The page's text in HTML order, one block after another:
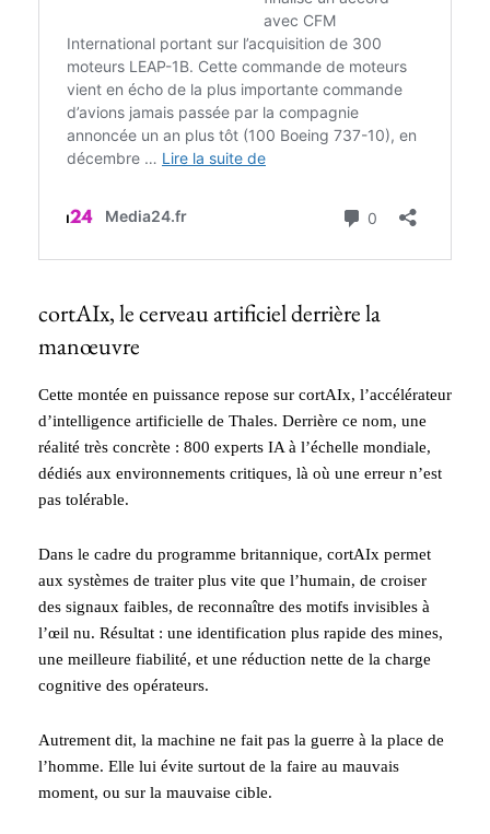
cortAIx, le cerveau artificiel derrière la
manœuvre
Cette montée en puissance repose sur cortAIx, l’accélérateur
d’intelligence artificielle de Thales. Derrière ce nom, une
réalité très concrète : 800 experts IA à l’échelle mondiale,
dédiés aux environnements critiques, là où une erreur n’est
pas tolérable.
Dans le cadre du programme britannique, cortAIx permet
aux systèmes de traiter plus vite que l’humain, de croiser
des signaux faibles, de reconnaître des motifs invisibles à
l’œil nu. Résultat : une identification plus rapide des mines,
une meilleure fiabilité, et une réduction nette de la charge
cognitive des opérateurs.
Autrement dit, la machine ne fait pas la guerre à la place de
l’homme. Elle lui évite surtout de la faire au mauvais
moment, ou sur la mauvaise cible.